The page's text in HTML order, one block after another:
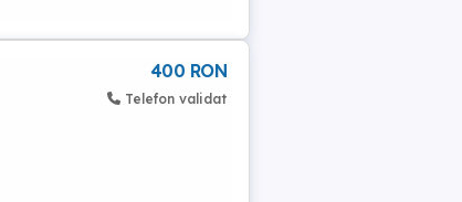
400 RON
Telefon validat